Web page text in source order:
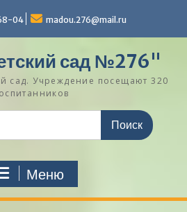
04 madou.276@mail.ru
сад №276"
сад. Учреждение посещают 320
Меню